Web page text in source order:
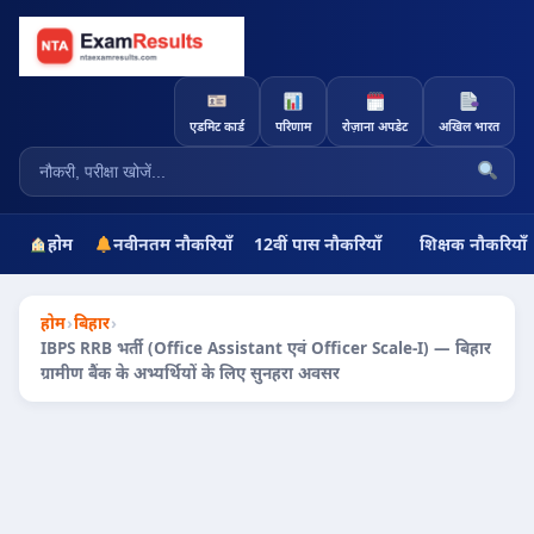
एडमिट कार्ड परिणाम रोज़ाना अपडेट अखिल भारत
होम नवीनतम नौकरियाँ 12वीं पास नौकरियाँ शिक्षक नौकरियाँ
होम›बिहार›
IBPS RRB भर्ती (Office Assistant एवं Officer Scale-I) — बिहार
ग्रामीण बैंक के अभ्यर्थियों के लिए सुनहरा अवसर